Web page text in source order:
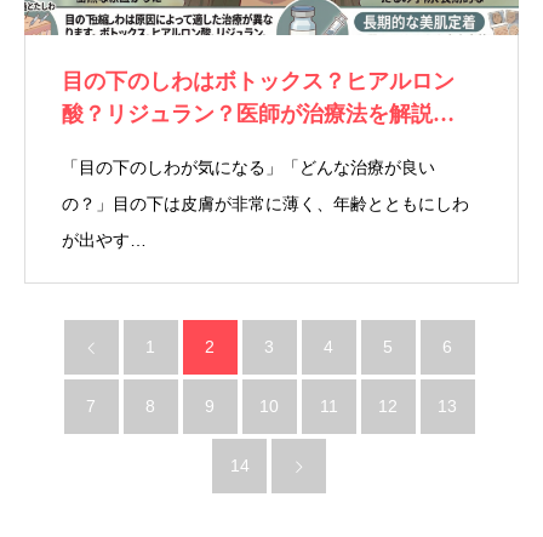
目の下のしわはボトックス？ヒアルロン
酸？リジュラン？医師が治療法を解説…
「目の下のしわが気になる」「どんな治療が良い
の？」目の下は皮膚が非常に薄く、年齢とともにしわ
が出やす…
1 2 3 4 5 6
7 8 9 10 11 12 13
14